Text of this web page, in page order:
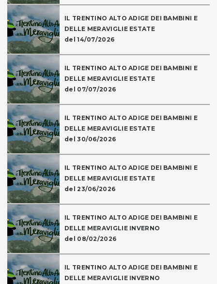
IL TRENTINO ALTO ADIGE DEI BAMBINI E
DELLE MERAVIGLIE ESTATE
del 14/07/2026
IL TRENTINO ALTO ADIGE DEI BAMBINI E
DELLE MERAVIGLIE ESTATE
del 07/07/2026
IL TRENTINO ALTO ADIGE DEI BAMBINI E
DELLE MERAVIGLIE ESTATE
del 30/06/2026
IL TRENTINO ALTO ADIGE DEI BAMBINI E
DELLE MERAVIGLIE ESTATE
del 23/06/2026
IL TRENTINO ALTO ADIGE DEI BAMBINI E
DELLE MERAVIGLIE INVERNO
del 08/02/2026
IL TRENTINO ALTO ADIGE DEI BAMBINI E
DELLE MERAVIGLIE INVERNO